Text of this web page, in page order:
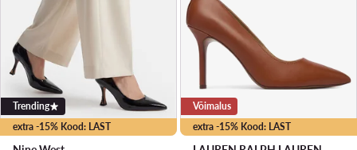
extra -15% Kood: LAST
Trending
extra -15% Kood: LAST
Võimalus